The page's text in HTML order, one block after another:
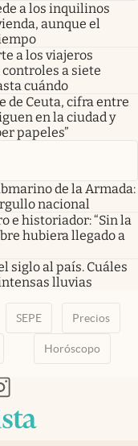
a los inquilinos
aunque el
a los viajeros
a siete
cuándo
de Ceuta, cifra entre
en la ciudad y
papeles”
de la Armada:
nacional
e historiador: “Sin la
hubiera llegado a
siglo al país. Cuáles
lluvias
SEPE Precios
Horóscopo
pestaña
nueva pestaña
en nueva pestaña
abre en nueva pestaña